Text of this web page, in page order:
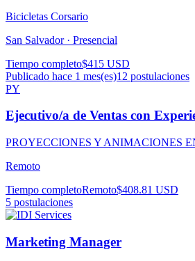
Bicicletas Corsario
San Salvador · Presencial
Tiempo completo$415 USD
Publicado hace 1 mes(es)12 postulaciones
PY
Ejecutivo/a de Ventas con
PROYECCIONES Y ANIMACIONES
Remoto
Tiempo completoRemoto$408.81 USD
5 postulaciones
Marketing Manager